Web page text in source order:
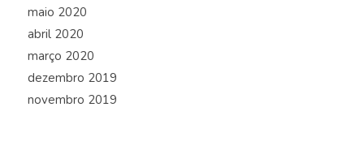
maio 2020
abril 2020
março 2020
dezembro 2019
novembro 2019